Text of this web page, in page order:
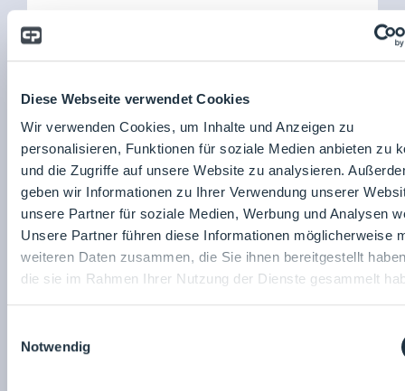
Diese Webseite verwendet Cookies
Wir verwenden Cookies, um Inhalte und Anzeigen zu
personalisieren, Funktionen für soziale Medien anbieten zu
und die Zugriffe auf unsere Website zu analysieren.
geben wir Informationen zu Ihrer Verwendung unserer
unsere Partner für soziale Medien, Werbung und Analysen
Unsere Partner führen diese Informationen möglicherweise
weiteren Daten zusammen, die Sie ihnen bereitgestellt
die sie im Rahmen Ihrer Nutzung der Dienste gesammelt
Notwendig
Raum Studio10:00 Uhr
Jetzt?
CeeVoy Solution GmbH
18.04.2023